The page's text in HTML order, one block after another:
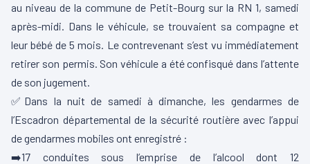
au niveau de la commune de Petit-Bourg sur la RN 1, samedi
après-midi. Dans le véhicule, se trouvaient sa compagne et
leur bébé de 5 mois. Le contrevenant s’est vu immédiatement
retirer son permis. Son véhicule a été confisqué dans l’attente
de son jugement.
✅Dans la nuit de samedi à dimanche, les gendarmes de
l’Escadron départemental de la sécurité routière avec l’appui
de gendarmes mobiles ont enregistré :
➡️17 conduites sous l’emprise de l’alcool dont 12